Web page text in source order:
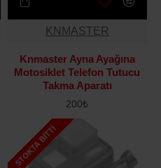
KNMASTER
Knmaster Ayna Ayağına
Motosiklet Telefon Tutucu
Takma Aparatı
200₺
STOKTA BITTI